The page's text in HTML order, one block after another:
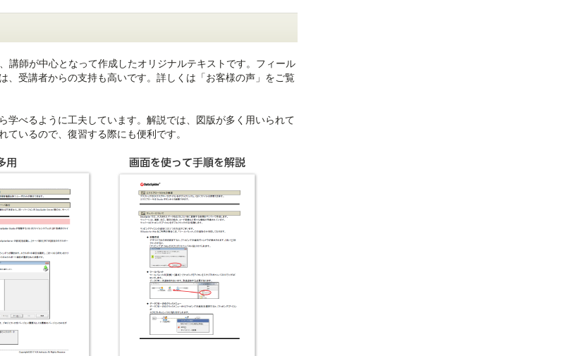
講師が中心となって作成したオリジナルテキストです。フィール
、受講者からの支持も高いです。詳しくは「お客様の声」をご覧
学べるように工夫しています。解説では、図版が多く用いられて
いるので、復習する際にも便利です。